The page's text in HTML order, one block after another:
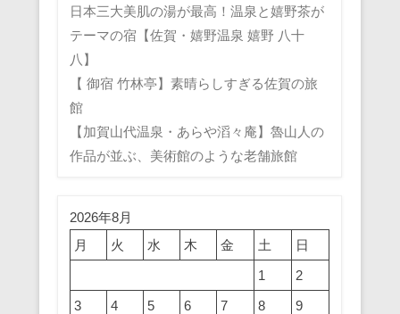
日本三大美肌の湯が最高！温泉と嬉野茶が
テーマの宿【佐賀・嬉野温泉 嬉野 八十
八】
【 御宿 竹林亭】素晴らしすぎる佐賀の旅
館
【加賀山代温泉・あらや滔々庵】魯山人の
作品が並ぶ、美術館のような老舗旅館
2026年8月
月
火 水 木 金 土
日
1
2
3
4 5 6 7 8
9